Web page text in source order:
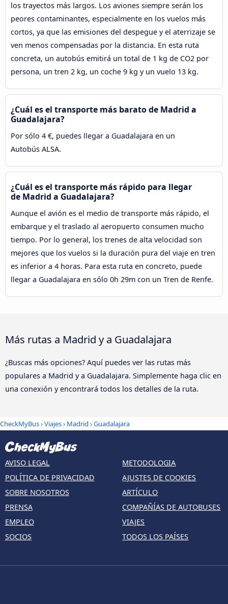
los trayectos más largos. Los aviones siempre serán los
peores contaminantes, especialmente en los vuelos más
cortos, ya que las emisiones del despegue y el aterrizaje se
ven menos compensadas por la distancia. En esta ruta
concreta, un autobús emitirá un total de 1 kg de CO2 por
persona, un tren 2 kg, un coche 9 kg y un vuelo 13 kg.
¿Cuál es el transporte más barato de Madrid a
Guadalajara?
Por sólo 4 €, puedes llegar a Guadalajara en un
Autobús ALSA.
¿Cuál es el transporte más rápido para llegar
de Madrid a Guadalajara?
Aunque el avión es el medio de transporte más rápido, el
embarque y el traslado al aeropuerto consumen mucho
tiempo. Por lo general, los trenes de alta velocidad son
mejores que los vuelos si la duración pura del viaje en tren
es inferior a 4 horas. Para esta ruta en concreto, puede
llegar a Guadalajara en sólo 0h 29m con un Tren de Renfe.
Más rutas a Madrid y a Guadalajara
¿Buscas más opciones? Aquí puedes ver las rutas más
populares a Madrid y a Guadalajara. Simplemente haga clic en
una conexión y encontrará todos los detalles de la ruta.
CheckMyBus›Viajes› Madrid ›Guadalajara
AVISO LEGAL
POLÍTICA DE PRIVACIDAD
SOBRE NOSOTROS
PRENSA
EMPLEO
SOCIOS
METODOLOGIA
AJUSTES DE COOKIES
ARTÍCULO
COMPAÑÍAS DE AUTOBUSES
VIAJES
TODOS LOS PAÍSES